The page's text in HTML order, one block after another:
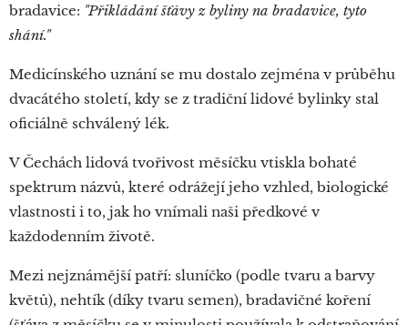
bradavice: "Přikládání šťávy z byliny na bradavice, tyto
shání."
Medicínského uznání se mu dostalo zejména v průběhu
dvacátého století, kdy se z tradiční lidové bylinky stal
oficiálně schválený lék.
V Čechách lidová tvořivost měsíčku vtiskla bohaté
spektrum názvů, které odrážejí jeho vzhled, biologické
vlastnosti i to, jak ho vnímali naši předkové v
každodenním životě.
Mezi nejznámější patří: sluníčko (podle tvaru a barvy
květů), nehtík (díky tvaru semen), bradavičné koření